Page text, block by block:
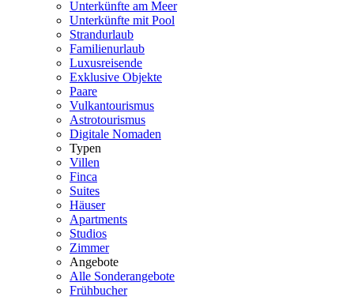
Unterkünfte am Meer
Unterkünfte mit Pool
Strandurlaub
Familienurlaub
Luxusreisende
Exklusive Objekte
Paare
Vulkantourismus
Astrotourismus
Digitale Nomaden
Typen
Villen
Finca
Suites
Häuser
Apartments
Studios
Zimmer
Angebote
Alle Sonderangebote
Frühbucher